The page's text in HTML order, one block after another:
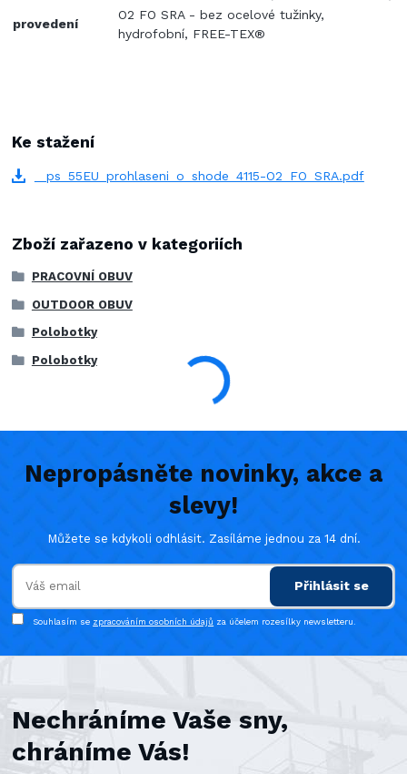
provedení
O2 FO SRA - bez ocelové tužinky,
hydrofobní, FREE-TEX®
Ke stažení
_ps_55EU_prohlaseni_o_shode_4115-O2_FO_SRA.pdf
Zboží zařazeno v kategoriích
PRACOVNÍ OBUV
OUTDOOR OBUV
Polobotky
Polobotky
Nepropásněte novinky, akce a
slevy!
Můžete se kdykoli odhlásit. Zasíláme jednou za 14 dní.
Přihlásit se
Souhlasím se zpracováním osobních údajů za účelem rozesílky newsletteru.
Nechráníme Vaše sny,
chráníme Vás!